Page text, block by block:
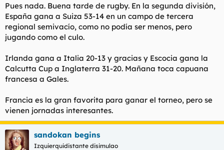
Pues nada. Buena tarde de rugby. En la segunda división,
España gana a Suiza 53-14 en un campo de tercera
regional semivacío, como no podía ser menos, pero
jugando como el culo.
Irlanda gana a Italia 20-13 y gracias y Escocia gana la
Calcutta Cup a Inglaterra 31-20. Mañana toca capuana
francesa a Gales.
Francia es la gran favorita para ganar el torneo, pero se
vienen jornadas interesantes.
sandokan begins
Izquierquidistante disimulao